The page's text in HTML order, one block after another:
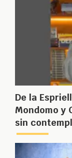
De la
Mondomo y
sin